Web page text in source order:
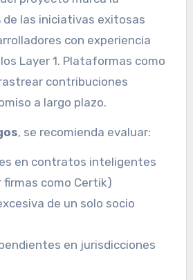
de las iniciativas exitosas
con experiencia
Layer 1. Plataformas como
contribuciones
a largo plazo.
, se recomienda evaluar:
en contratos inteligentes
firmas como Certik)
de un solo socio
en jurisdicciones